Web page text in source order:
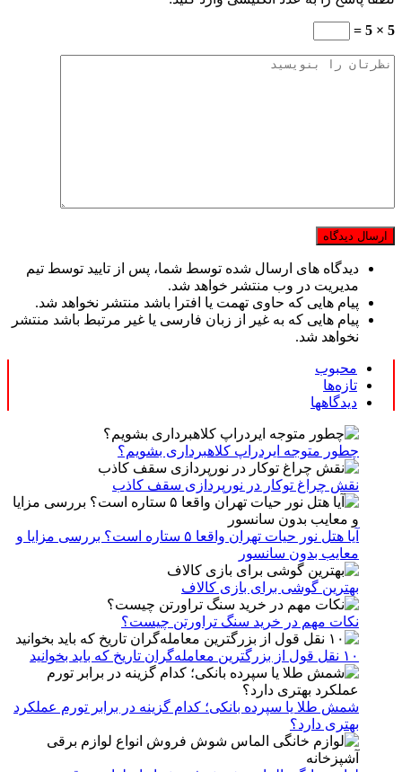
5 × 5 =
دیدگاه های ارسال شده توسط شما، پس از تایید توسط تیم
مدیریت در وب منتشر خواهد شد.
پیام هایی که حاوی تهمت یا افترا باشد منتشر نخواهد شد.
پیام هایی که به غیر از زبان فارسی یا غیر مرتبط باشد منتشر
نخواهد شد.
محبوب
تازه‌ها
دیدگاهها
چطور متوجه ایردراپ کلاهبرداری بشویم؟
نقش چراغ توکار در نورپردازی سقف کاذب
آیا هتل نور حیات تهران واقعا ۵ ستاره است؟ بررسی مزایا و
معایب بدون سانسور
بهترین گوشی برای بازی کالاف
نکات مهم در خرید سنگ تراورتن چیست؟
۱۰ نقل قول از بزرگترین معامله‌گران تاریخ که باید بخوانید
شمش طلا یا سپرده بانکی؛ کدام گزینه در برابر تورم عملکرد
بهتری دارد؟